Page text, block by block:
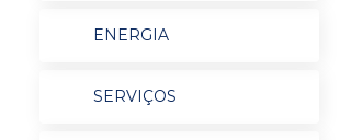
ENERGIA
SERVIÇOS